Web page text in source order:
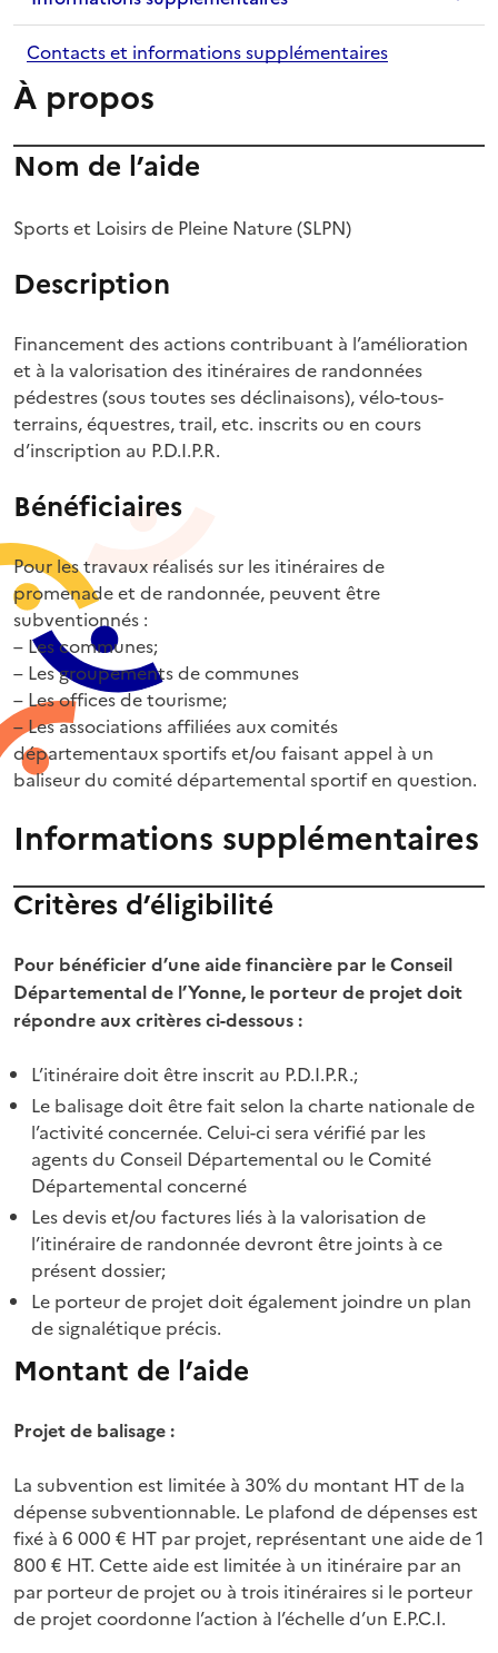
Contacts et informations supplémentaires
À propos
Nom de l’aide
Sports et Loisirs de Pleine Nature (SLPN)
Description
Financement des actions contribuant à l’amélioration
et à la valorisation des itinéraires de randonnées
pédestres (sous toutes ses déclinaisons), vélo-tous-
terrains, équestres, trail, etc. inscrits ou en cours
d’inscription au P.D.I.P.R.
Bénéficiaires
Pour les travaux réalisés sur les itinéraires de
promenade et de randonnée, peuvent être
subventionnés :
– Les communes;
– Les groupements de communes
– Les offices de tourisme;
– Les associations affiliées aux comités
départementaux sportifs et/ou faisant appel à un
baliseur du comité départemental sportif en question.
Informations supplémentaires
Critères d’éligibilité
Pour bénéficier d’une aide financière par le Conseil
Départemental de l’Yonne, le porteur de projet doit
répondre aux critères ci-dessous :
L’itinéraire doit être inscrit au P.D.I.P.R.;
Le balisage doit être fait selon la charte nationale de
l’activité concernée. Celui-ci sera vérifié par les
agents du Conseil Départemental ou le Comité
Départemental concerné
Les devis et/ou factures liés à la valorisation de
l’itinéraire de randonnée devront être joints à ce
présent dossier;
Le porteur de projet doit également joindre un plan
de signalétique précis.
Montant de l’aide
Projet de balisage :
La subvention est limitée à 30% du montant HT de la
dépense subventionnable. Le plafond de dépenses est
fixé à 6 000 € HT par projet, représentant une aide de 1
800 € HT. Cette aide est limitée à un itinéraire par an
par porteur de projet ou à trois itinéraires si le porteur
de projet coordonne l’action à l’échelle d’un E.P.C.I.